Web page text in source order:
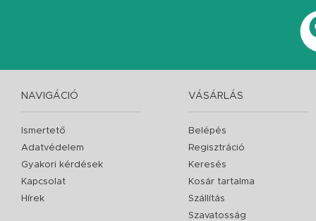
NAVIGÁCIÓ
Ismertető
Adatvédelem
Gyakori kérdések
Kapcsolat
Hírek
VÁSÁRLÁS
Belépés
Regisztráció
Keresés
Kosár tartalma
Szállítás
Szavatosság